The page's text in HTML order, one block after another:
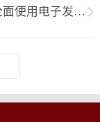
关于10月1日起机票、火车票报销入账全面使用电子发票的通知